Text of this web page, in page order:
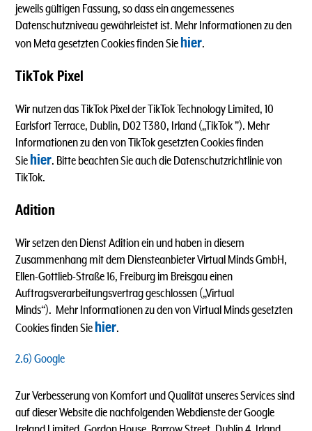
jeweils gültigen Fassung, so dass ein angemessenes
Datenschutzniveau gewährleistet ist. Mehr Informationen zu den
von Meta gesetzten Cookies finden Sie hier.
TikTok Pixel
Wir nutzen das TikTok Pixel der TikTok Technology Limited, 10
Earlsfort Terrace, Dublin, D02 T380, Irland („TikTok ”). Mehr
Informationen zu den von TikTok gesetzten Cookies finden
Sie hier. Bitte beachten Sie auch die Datenschutzrichtlinie von
TikTok.
Adition
Wir setzen den Dienst Adition ein und haben in diesem
Zusammenhang mit dem Diensteanbieter Virtual Minds GmbH,
Ellen-Gottlieb-Straße 16, Freiburg im Breisgau einen
Auftragsverarbeitungsvertrag geschlossen („Virtual
Minds“). Mehr Informationen zu den von Virtual Minds gesetzten
Cookies finden Sie hier.
2.6) Google
Zur Verbesserung von Komfort und Qualität unseres Services sind
auf dieser Website die nachfolgenden Webdienste derGoogle